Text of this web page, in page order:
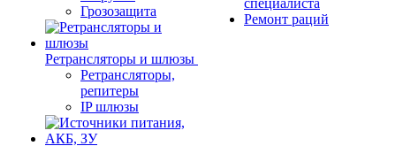
Грозозащита
Ретрансляторы и шлюзы
Ретрансляторы,
репитеры
IP шлюзы
специалиста
Ремонт раций